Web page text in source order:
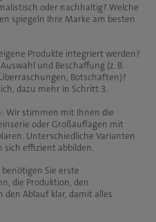
oder nachhaltig? Welche
spiegeln Ihre Marke am besten
Produkte integriert werden?
und Beschaffung (z. B.
Botschaften)?
dazu mehr in Schritt 3.
Wir stimmen mit Ihnen die
oder Großauflagen mit
Unterschiedliche Varianten
sich effizient abbilden.
Sie erste
die Produktion, den
Ablauf klar, damit alles